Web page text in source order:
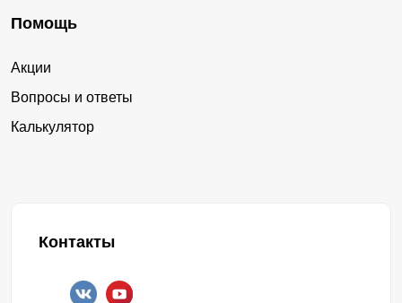
Помощь
Акции
Вопросы и ответы
Калькулятор
Контакты